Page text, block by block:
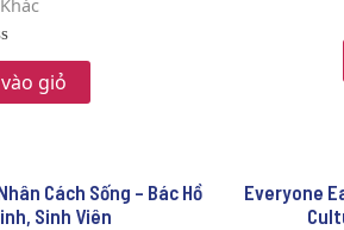
Khác
giỏ
Cách Sống – Bác Hồ
Sinh Viên
Everyone